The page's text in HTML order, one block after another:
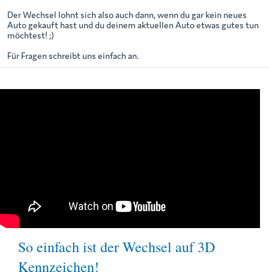
Der Wechsel lohnt sich also auch dann, wenn du gar kein neues
Auto gekauft hast und du deinem aktuellen Auto etwas gutes tun
möchtest! ;)
Für Fragen schreibt uns einfach an.
So einfach ist der Wechsel auf 3D
Kennzeichen!